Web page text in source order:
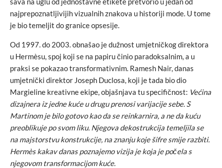
najprepoznatljivijih vizualnih znakova u historiji mode. U tome
je bio temeljit do granice opsesije.
Od 1997. do 2003. obnašao je dužnost umjetničkog direktora
u Hermèsu, spoj koji se na papiru činio paradoksalnim, a u
praksi se pokazao transformativnim. Ramesh Nair, danas
umjetnički direktor Joseph Duclosa, koji je tada bio dio
Margieline kreativne ekipe, objašnjava tu specifičnost: Većina
dizajnera iz jedne kuće u drugu prenosi varijacije sebe. S
Martinom je bilo gotovo kao da se reinkarnira, a ne da kuću
preoblikuje po svom liku. Njegova dekostrukcija temeljila se
na majstorstvu konstrukcije, na znanju koje šifre smije razbiti.
Hermès kakav danas poznajemo vizija je koja je počela s
njegovom transformacijom kuće.